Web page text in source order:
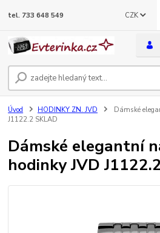
CZK
tel. 733 648 549
Úvod HODINKY ZN. JVD
Dámské
J1122.2 SKLAD
Dámské elegantní
hodinky JVD